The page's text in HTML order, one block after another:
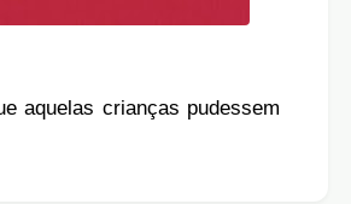
aquelas crianças pudessem